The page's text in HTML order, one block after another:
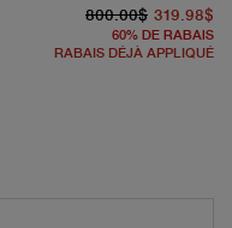
800.00$ 319.98$
60% DE RABAIS
RABAIS DÉJÀ APPLIQUÉ